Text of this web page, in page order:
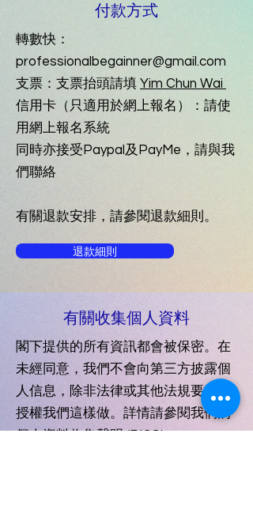
付款方式
轉數快：
professionalbegainner@gmail.com
支票：支票抬頭請填 Yim Chun Wai
​信用卡（只適用於網上報名）：請使
用網上報名系統
同時亦接受Paypal及PayMe，請與我
們聯絡
​有關退款安排，請參閱退款細則。
退款細則
​有關收集個人資料
閣下提供的所有資訊都會被保密。在
未經同意，我們不會向第三方披露個
人信息，除非法律或其他法規要求或
授權我們這樣做。詳情請參閱我們的
個人資料收集聲明 (PICS)。